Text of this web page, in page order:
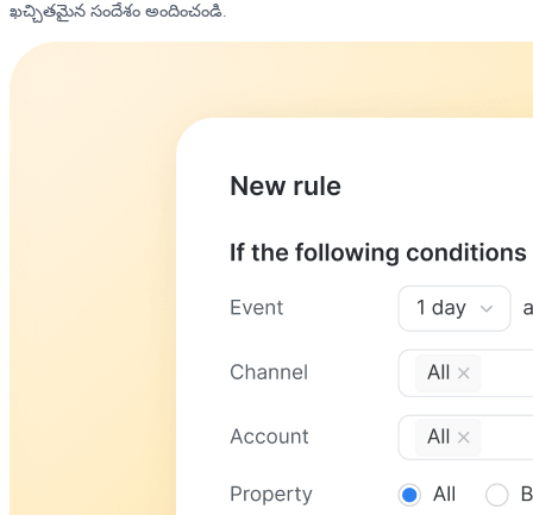
ఖచ్చితమైన సందేశం అందించండి.